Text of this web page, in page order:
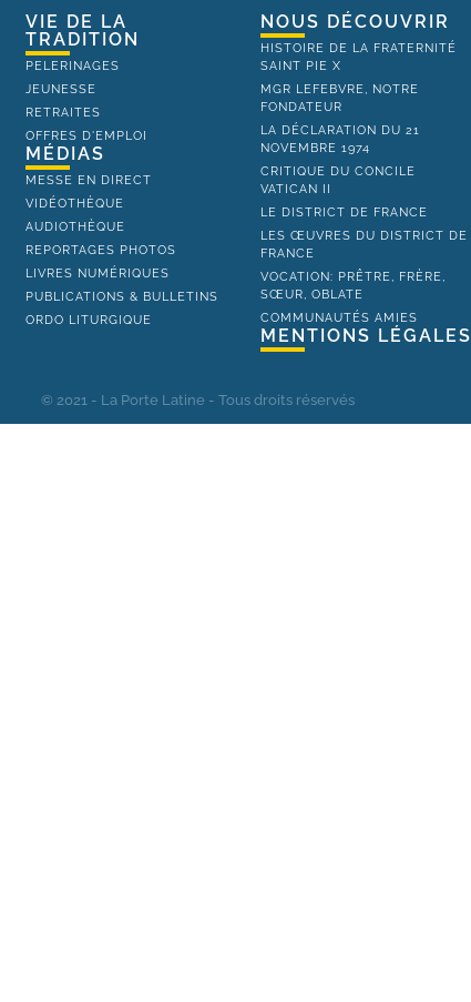
VIE DE LA
TRADITION
PELERINAGES
JEUNESSE
RETRAITES
OFFRES D'EMPLOI
MÉDIAS
MESSE EN DIRECT
VIDÉOTHÈQUE
AUDIOTHÈQUE
REPORTAGES PHOTOS
LIVRES NUMÉRIQUES
PUBLICATIONS & BULLETINS
ORDO LITURGIQUE
NOUS DÉCOUVRIR
HISTOIRE DE LA FRATERNITÉ
SAINT PIE X
MGR LEFEBVRE, NOTRE
FONDATEUR
LA DÉCLARATION DU 21
NOVEMBRE 1974
CRITIQUE DU CONCILE
VATICAN II
LE DISTRICT DE FRANCE
LES ŒUVRES DU DISTRICT DE
FRANCE
VOCATION: PRÊTRE, FRÈRE,
SŒUR, OBLATE
COMMUNAUTÉS AMIES
MENTIONS LÉGALES
© 2021 - La Porte Latine - Tous droits réservés